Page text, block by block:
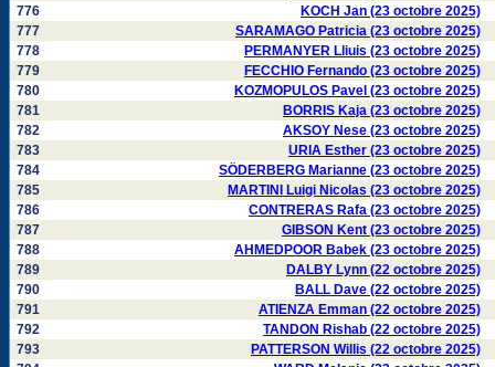
776
KOCH Jan (23 octobre 2025)
777
SARAMAGO Patricia (23 octobre 2025)
778
PERMANYER Lliuis (23 octobre 2025)
779
FECCHIO Fernando (23 octobre 2025)
780
KOZMOPULOS Pavel (23 octobre 2025)
781
BORRIS Kaja (23 octobre 2025)
782
AKSOY Nese (23 octobre 2025)
783
URIA Esther (23 octobre 2025)
784
SÖDERBERG Marianne (23 octobre 2025)
785
MARTINI Luigi Nicolas (23 octobre 2025)
786
CONTRERAS Rafa (23 octobre 2025)
787
GIBSON Kent (23 octobre 2025)
788
AHMEDPOOR Babek (23 octobre 2025)
789
DALBY Lynn (22 octobre 2025)
790
BALL Dave (22 octobre 2025)
791
ATIENZA Emman (22 octobre 2025)
792
TANDON Rishab (22 octobre 2025)
793
PATTERSON Willis (22 octobre 2025)